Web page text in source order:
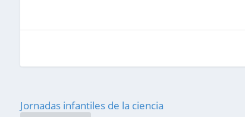
Jornadas infantiles de la ciencia